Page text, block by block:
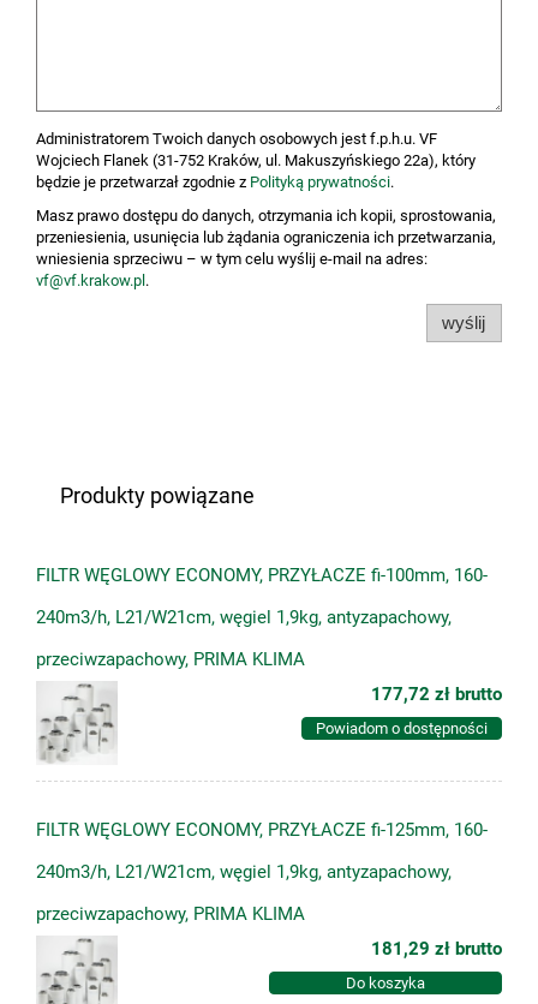
Administratorem Twoich danych osobowych jest f.p.h.u. VF
Wojciech Flanek (31-752 Kraków, ul. Makuszyńskiego 22a), który
będzie je przetwarzał zgodnie z Polityką prywatności.
Masz prawo dostępu do danych, otrzymania ich kopii, sprostowania,
przeniesienia, usunięcia lub żądania ograniczenia ich przetwarzania,
wniesienia sprzeciwu – w tym celu wyślij e-mail na adres:
vf@vf.krakow.pl .
wyślij
Produkty powiązane
FILTR WĘGLOWY ECONOMY, PRZYŁACZE fi-100mm, 160-
240m3/h, L21/W21cm, węgiel 1,9kg, antyzapachowy,
przeciwzapachowy, PRIMA KLIMA
177,72 zł brutto
Powiadom o dostępności
FILTR WĘGLOWY ECONOMY, PRZYŁACZE fi-125mm, 160-
240m3/h, L21/W21cm, węgiel 1,9kg, antyzapachowy,
przeciwzapachowy, PRIMA KLIMA
181,29 zł brutto
Do koszyka